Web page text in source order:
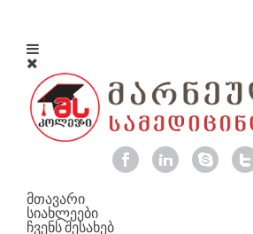
მთავარი
სიახლეები
ჩვენს შესახებ